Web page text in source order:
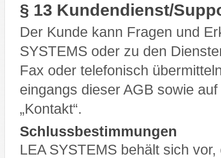
§ 13 Kundendienst/
Der Kunde kann Fragen und
SYSTEMS oder zu den
Fax oder telefonisch
eingangs dieser AGB sowie
„Kontakt“.
Schlussbestimmungen
LEA SYSTEMS behält sich